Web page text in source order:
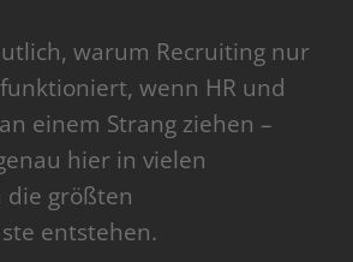
warum Recruiting nur
wenn HR und
einem Strang ziehen –
hier in vielen
größten
entstehen.